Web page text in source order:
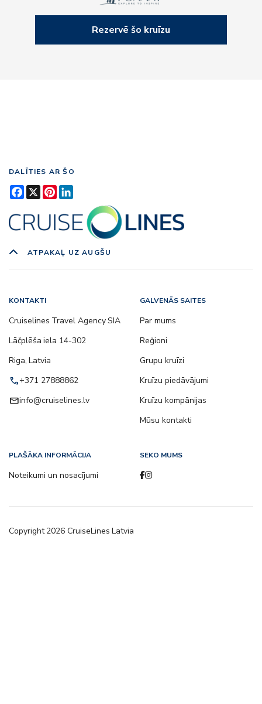
Rezervē šo kruīzu
DALĪTIES AR ŠO
Facebook
X Pinterest
ATPAKAĻ UZ AUGŠU
KONTAKTI
Cruiselines Travel Agency SIA
Lāčplēša iela 14-302
Riga, Latvia
call+371 27888862
emailinfo@cruiselines.lv
GALVENĀS SAITES
Par mums
Reģioni
Grupu kruīzi
Kruīzu piedāvājumi
Kruīzu kompānijas
Mūsu kontakti
PLAŠĀKA INFORMĀCIJA
Noteikumi un nosacījumi
SEKO MUMS
Copyright2026 CruiseLines Latvia